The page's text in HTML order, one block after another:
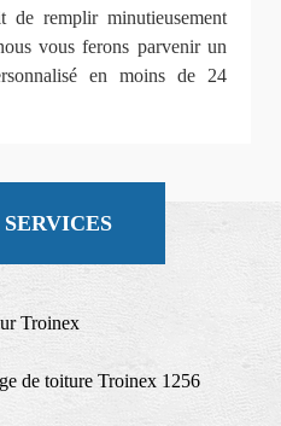
de remplir minutieusement
vous ferons parvenir un
en moins de 24
Troinex
de toiture Troinex 1256